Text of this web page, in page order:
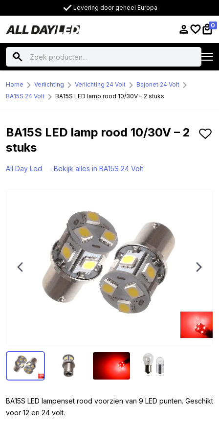
Levering door geheel Europa
0
Home Verlichting Verlichting 24 Volt
Bajonet 24 Volt
BA15S 24 Volt
BA15S LED lamp rood 10/30V – 2 stuks
BA15S LED lamp rood 10/30V – 2
stuks
All Day Led Bekijk alles in BA15S 24 Volt
BA15S LED lampenset rood voorzien van 9 LED punten. Geschikt
voor 12 en 24 volt.